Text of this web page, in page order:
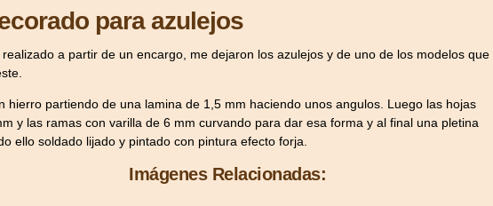
para azulejos
a partir de un encargo, me dejaron los azulejos y de uno de los modelos que
hierro partiendo de una lamina de 1,5 mm haciendo unos angulos. Luego las hojas
y las ramas con varilla de 6 mm curvando para dar esa forma y al final una pletina
ello soldado lijado y pintado con pintura efecto forja.
Imágenes Relacionadas: